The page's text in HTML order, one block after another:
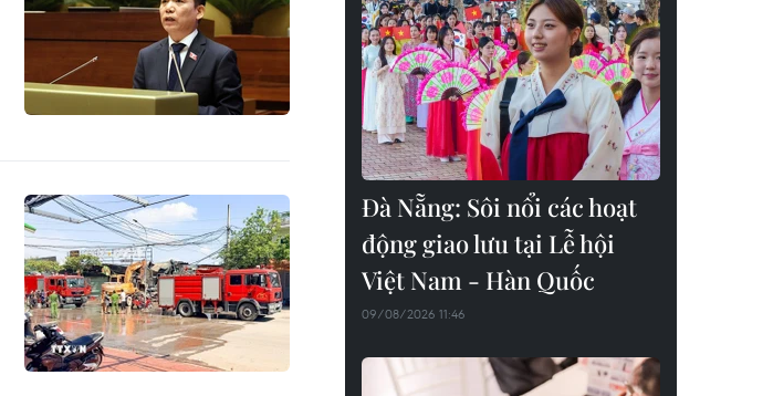
Đà Nẵng: Sôi nổi các hoạt
động giao lưu tại Lễ hội
Việt Nam - Hàn Quốc
09/08/2026 11:46